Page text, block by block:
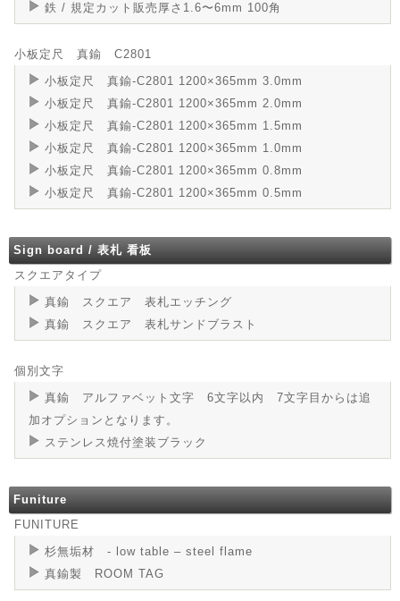
鉄 / 規定カット販売厚さ1.6〜6mm 100角
小板定尺 真鍮 C2801
小板定尺 真鍮-C2801 1200×365mm 3.0mm
小板定尺 真鍮-C2801 1200×365mm 2.0mm
小板定尺 真鍮-C2801 1200×365mm 1.5mm
小板定尺 真鍮-C2801 1200×365mm 1.0mm
小板定尺 真鍮-C2801 1200×365mm 0.8mm
小板定尺 真鍮-C2801 1200×365mm 0.5mm
Sign board / 表札 看板
スクエアタイプ
真鍮 スクエア 表札エッチング
真鍮 スクエア 表札サンドブラスト
個別文字
真鍮 アルファベット文字 6文字以内 7文字目からは追
加オプションとなります。
ステンレス焼付塗装ブラック
Funiture
FUNITURE
杉無垢材 - low table – steel flame⁩
真鍮製 ROOM TAG